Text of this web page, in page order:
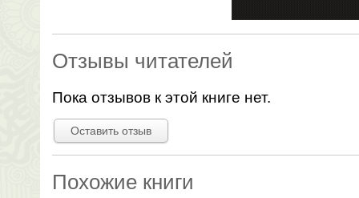
Отзывы читателей
Пока отзывов к этой книге нет.
Оставить отзыв
Похожие книги